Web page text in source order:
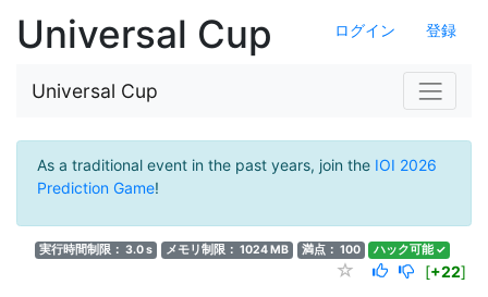
ログイン 登録
Universal Cup
Universal Cup
As a traditional event in the past years, join the IOI 2026
Prediction Game!
実行時間制限： 3.0 s メモリ制限： 1024 MB 満点： 100 ハック可能 ✓
[+22]